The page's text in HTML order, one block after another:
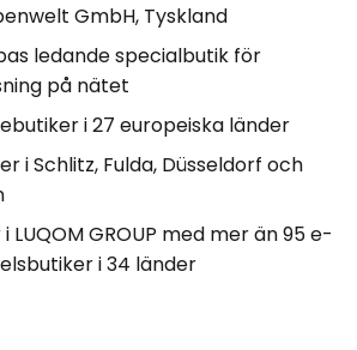
GmbH, Tyskland
ledande specialbutik för
på nätet
i 27 europeiska länder
i Schlitz, Fulda, Düsseldorf och
LUQOM GROUP med mer än 95 e-
i 34 länder